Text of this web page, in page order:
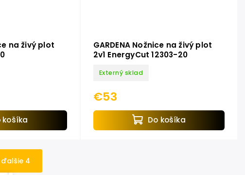
na živý plot
košíka
GARDENA Nožnice na živý plot
2v1 EnergyCut 12303-20
Externý sklad
€53
Do košíka
4